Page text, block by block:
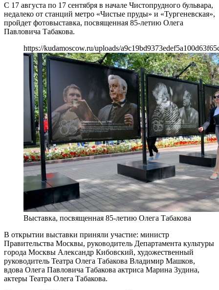
С 17 августа по 17 сентября в начале Чистопрудного бульвара,
недалеко от станций метро «Чистые пруды» и «Тургеневская»,
пройдет фотовыставка, посвященная 85-летию Олега
Павловича Табакова.
https://kudamoscow.ru/uploads/
Выставка, посвященная 85-летию Олега Табакова
В открытии выставки приняли участие: министр
Правительства Москвы, руководитель Департамента культуры
города Москвы Александр Кибовский, художественный
руководитель Театра Олега Табакова Владимир Машков,
вдова Олега Павловича Табакова актриса Марина Зудина,
актеры Театра Олега Табакова.